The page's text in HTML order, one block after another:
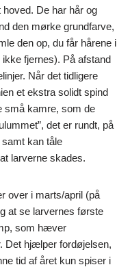
De har hår og
den mørke grundfarve,
den op, du får hårene i
fjernes). På afstand
Når det tidligere
et ekstra solidt spind
små kamre, som de
det er rundt, på
kan tåle
larverne skades.
over i marts/april (på
at se larvernes første
som hæver
Det hjælper fordøjelsen,
tid af året kun spiser i